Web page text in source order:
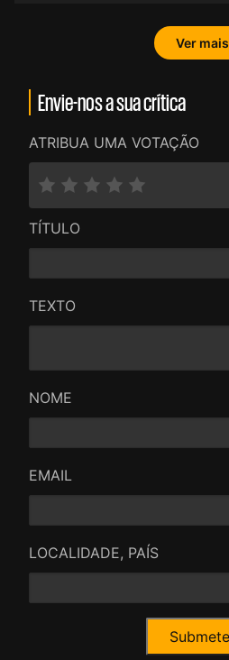
Ver mais
Envie-nos a sua crítica
ATRIBUA UMA VOTAÇÃO
TÍTULO
TEXTO
NOME
EMAIL
LOCALIDADE, PAÍS